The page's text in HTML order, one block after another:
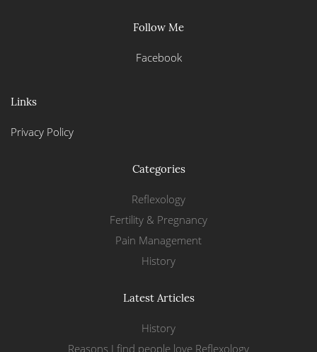
Follow Me
Facebook
Links
Privacy Policy
Categories
Reflexology
Fertility & Pregnancy
Pain Management
History
Latest Articles
History
Reasons I find people love Reflexology